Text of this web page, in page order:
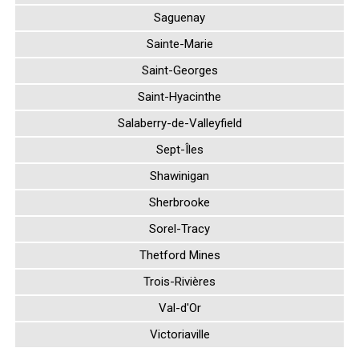
Saguenay
Sainte-Marie
Saint-Georges
Saint-Hyacinthe
Salaberry-de-Valleyfield
Sept-Îles
Shawinigan
Sherbrooke
Sorel-Tracy
Thetford Mines
Trois-Rivières
Val-d'Or
Victoriaville